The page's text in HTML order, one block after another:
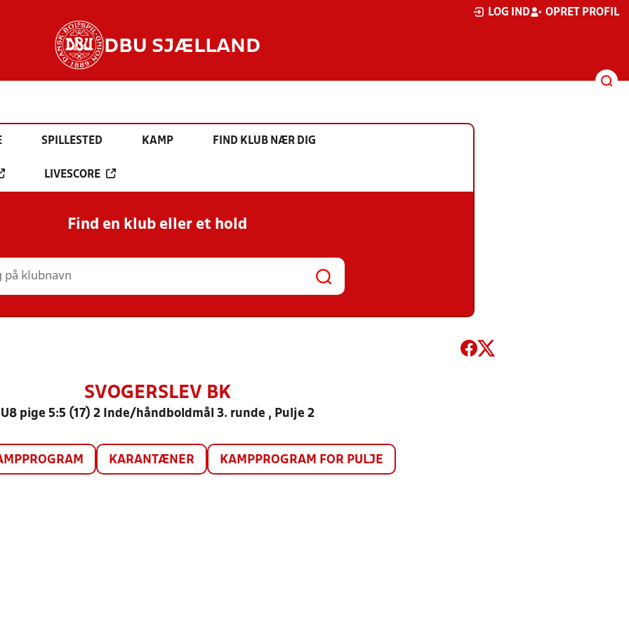
LOG IND OPRET PROFIL
DBU SJÆLLAND
SPILLESTED KAMP FIND KLUB NÆR DIG
LIVESCORE
Find en klub eller et hold
SVOGERSLEV BK
U8 pige 5:5 (17) 2 Inde/håndboldmål 3. runde , Pulje 2
KARANTÆNER KAMPPROGRAM FOR PULJE